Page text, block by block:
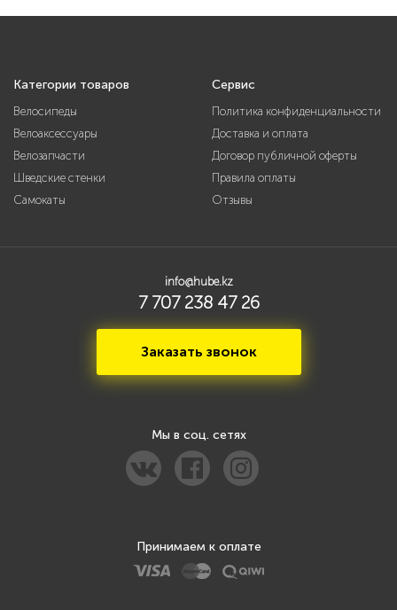
Категории товаров
Велосипеды
Велоаксессуары
Велозапчасти
Шведские стенки
Самокаты
Сервис
Политика конфиденциальности
Доставка и оплата
Договор публичной оферты
Правила оплаты
Отзывы
info@hube.kz
7 707 238 47 26
Заказать звонок
Мы в соц. сетях
Принимаем к оплате